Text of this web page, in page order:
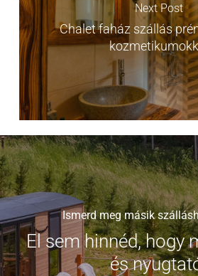
Next Post
Chalet faház szállás
Ismerd meg másik
El sem hinnéd, hogy
és